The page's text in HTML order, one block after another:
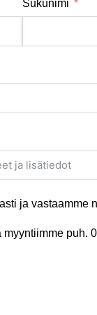
Sukunimi
ja vastaamme
puh.